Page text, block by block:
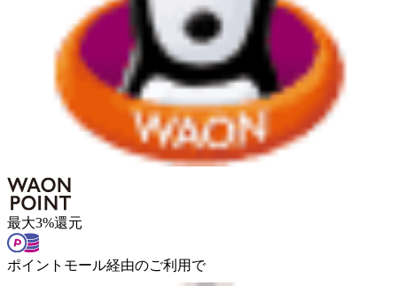
最大3%還元
ポイントモール経由のご利用で